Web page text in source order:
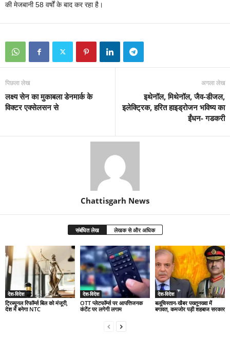
की मेजबानी 58 वर्षों के बाद कर रहा है।
पिछला लेख
लक्ष्य सेन का मुकाबला डेनमार्क के
विक्टर एक्सेलसन से
अगला लेख
इथेनॉल, मिथेनॉल, जैव-डीजल,
इलेक्ट्रिक, हरित हाइड्रोजन भविष्य का
ईंधन- गडकरी
Chattisgarh News
संबंधित लेख लेखक से और अधिक
देश-विदेश
ट्रिब्यूनल रिफॉर्म्स बिल को मंजूरी,
देश में बनेगा NTC
देश-विदेश
OTT प्लेटफॉर्म्स पर आपत्तिजनक
कंटेंट पर लगेगी लगाम
देश-विदेश
बलूचिस्तान-खैबर पख्तूनख्वा में
बगावत, कमजोर पड़ी शहबाज सरकार